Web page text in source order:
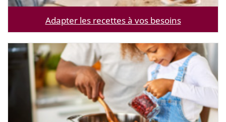
Adapter les recettes à vos besoins